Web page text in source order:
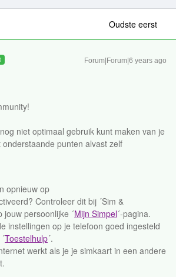
Oudste eerst
Forum|Forum|6 years ago
niet optimaal gebruik kunt maken van je
punten alvast zelf
opnieuw op
Controleer dit bij ´Sim &
jouw persoonlijke ´Mijn Simpel´-pagina.
instellingen op je telefoon goed ingesteld
Toestelhulp´.
werkt als je je simkaart in een andere